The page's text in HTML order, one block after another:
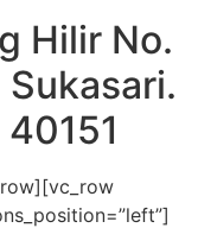
Hilir No.